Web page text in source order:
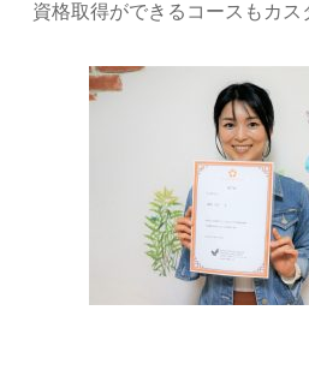
資格取得ができるコースもカス